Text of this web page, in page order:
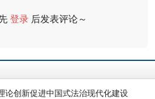
登录 后发表评论～
论创新促进中国式法治现代化建设